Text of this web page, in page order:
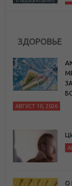
ЗДОРОВЬЕ
АВГУСТ 10, 2026
О